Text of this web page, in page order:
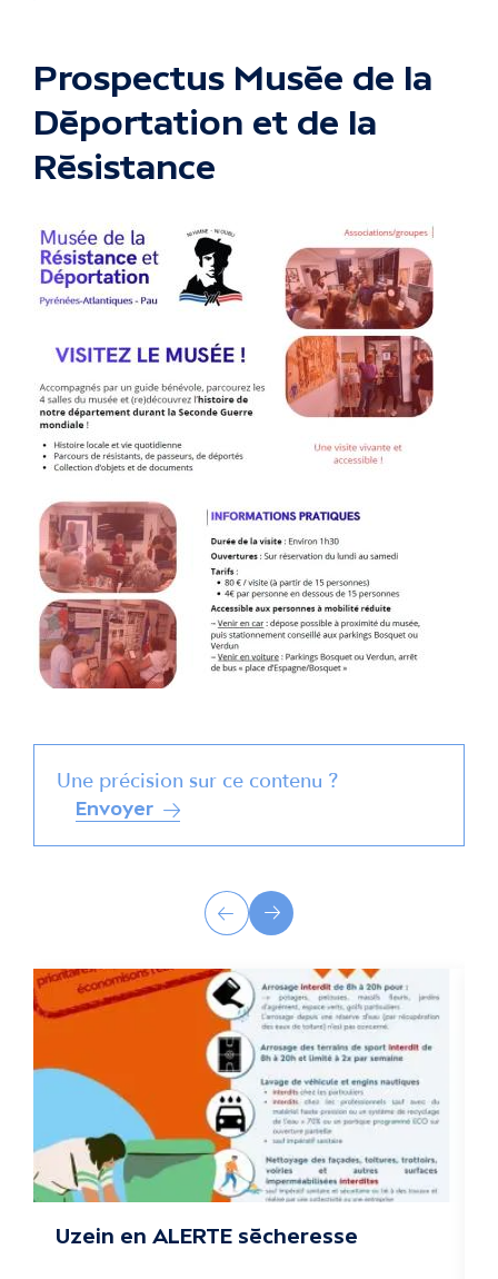
Prospectus Musée de la
Déportation et de la
Résistance
Une précision sur ce contenu ?
Envoyer
c
t
u
l
i
PrécédentSuivant
Uzein en ALERTE sécheresse